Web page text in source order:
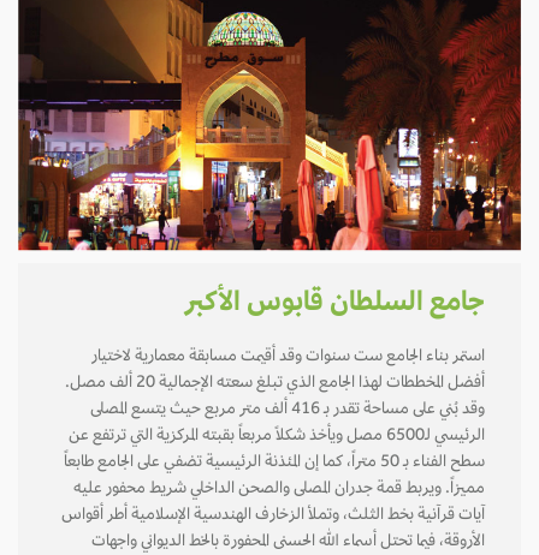
جامع السلطان قابوس الأكبر
استمر بناء الجامع ست سنوات وقد أقيمت مسابقة معمارية لاختيار
أفضل المخططات لهذا الجامع الذي تبلغ سعته الإجمالية 20 ألف مصل.
وقد بُني على مساحة تقدر بـ 416 ألف متر مربع حيث يتسع المصلى
الرئيسي لـ6500 مصل ويأخذ شكلاً مربعاً بقبته المركزية التي ترتفع عن
سطح الفناء بـ 50 متراً، كما إن المئذنة الرئيسية تضفي على الجامع طابعاً
مميزاً. ويربط قمة جدران المصلى والصحن الداخلي شريط محفور عليه
آيات قرآنية بخط الثلث، وتملأ الزخارف الهندسية الإسلامية أطر أقواس
الأروقة، فيما تحتل أسماء الله الحسنى المحفورة بالخط الديواني واجهات